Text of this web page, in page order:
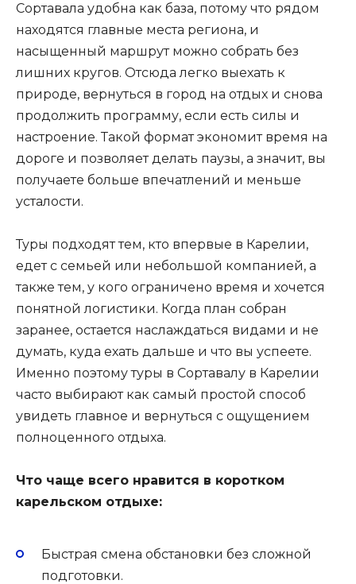
Сортавала удобна как база, потому что рядом
находятся главные места региона, и
насыщенный маршрут можно собрать без
лишних кругов. Отсюда легко выехать к
природе, вернуться в город на отдых и снова
продолжить программу, если есть силы и
настроение. Такой формат экономит время на
дороге и позволяет делать паузы, а значит, вы
получаете больше впечатлений и меньше
усталости.
Туры подходят тем, кто впервые в Карелии,
едет с семьей или небольшой компанией, а
также тем, у кого ограничено время и хочется
понятной логистики. Когда план собран
заранее, остается наслаждаться видами и не
думать, куда ехать дальше и что вы успеете.
Именно поэтому туры в Сортавалу в Карелии
часто выбирают как самый простой способ
увидеть главное и вернуться с ощущением
полноценного отдыха.
Что чаще всего нравится в коротком
карельском отдыхе:
Быстрая смена обстановки без сложной
подготовки.